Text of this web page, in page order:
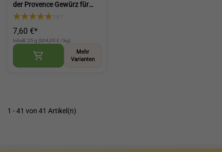
der Provence Gewürz für
Salat mediterrane Würze für
of Provence)
7,60 €*
Inhalt: 25 g (304,00 € / kg)
Mehr
Varianten
1 - 41 von 41 Artikel(n)